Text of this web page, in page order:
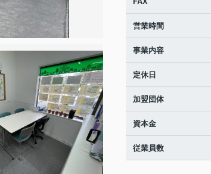
営業時間
事業内容
定休日
加盟団体
資本金
従業員数